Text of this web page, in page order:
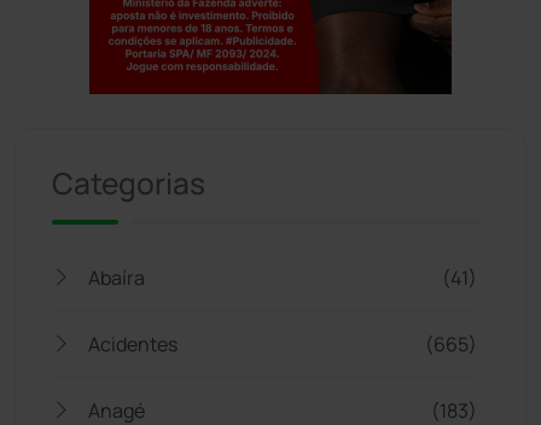
Categorias
Abaíra (41)
Acidentes (665)
Anagé (183)